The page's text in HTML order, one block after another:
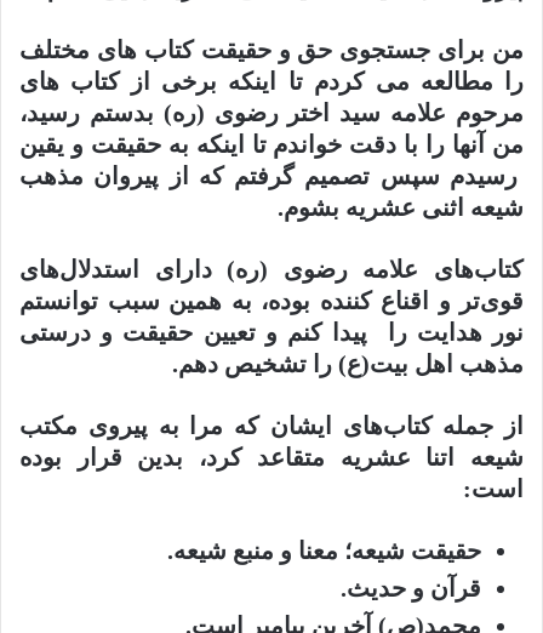
من برای جستجوی حق و حقیقت کتاب های مختلف
را مطالعه می کردم تا اینکه برخی از کتاب های
مرحوم علامه سید اختر رضوی (ره) بدستم رسید،
من آنها را با دقت خواندم تا اینکه به حقیقت و یقین
رسیدم سپس تصمیم گرفتم که از پیروان مذهب
شیعه اثنی عشریه بشوم.
کتاب‌های علامه رضوی (ره) دارای استدلال‌های
قوی‌تر و اقناع‌ کننده بوده، به همین سبب توانستم
نور هدایت را پیدا کنم و تعیین حقیقت و درستی
مذهب اهل بیت(ع) را تشخیص دهم.
از جمله کتاب‌های ایشان که مرا به پیروی مکتب
شیعه اتنا عشریه متقاعد کرد، بدین قرار بوده
است:
حقیقت شیعه؛ معنا و منبع شیعه.
قرآن و حدیث.
محمد(ص) آخرین پیامبر است.